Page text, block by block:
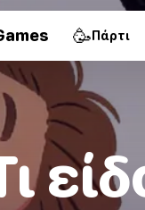
🥳Πάρτι